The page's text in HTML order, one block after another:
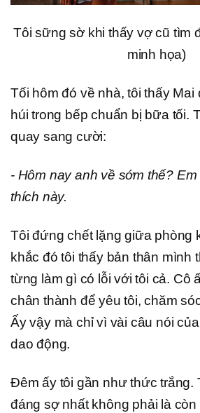
Tôi sững sờ khi thấy vợ cũ tìm
minh họa)
Tối hôm đó về nhà, tôi thấy Mai
húi trong bếp chuẩn bị bữa tối.
quay sang cười:
- Hôm nay anh về sớm thế?
thích này.
Tôi đứng chết lặng giữa phòng
khắc đó tôi thấy bản thân mình
từng làm gì có lỗi với tôi cả. Cô
chân thành để yêu tôi, chăm
Ấy vậy mà chỉ vì vài câu nói
dao động.
Đêm ấy tôi gần như thức trắng.
đáng sợ nhất không phải là